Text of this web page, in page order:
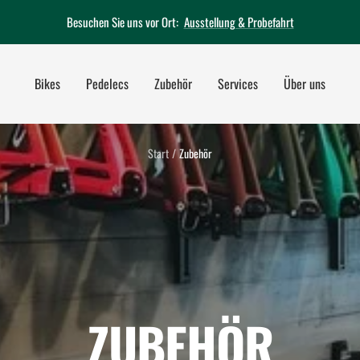
Besuchen Sie uns vor Ort: Ausstellung & Probefahrt
Bikes Pedelecs Zubehör Services Über uns
Start Zubehör
ZUBEHÖR